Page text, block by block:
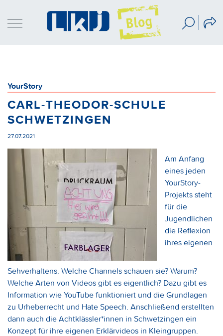
YourStory
CARL-THEODOR-SCHULE
SCHWETZINGEN
27.07.2021
Am Anfang
eines jeden
YourStory-
Projekts steht
für die
Jugendlichen
die Reflexion
ihres eigenen
Sehverhaltens. Welche Channels schauen sie? Warum?
Welche Arten von Videos gibt es eigentlich? Dazu gibt es
Information wie YouTube funktioniert und die Grundlagen
zu Urheberrecht und Hate Speech. Anschließend erstellten
dann auch die Achtklässler*innen in Schwetzingen ein
Konzept für ihre eigenen Erklärvideos in Kleingruppen.